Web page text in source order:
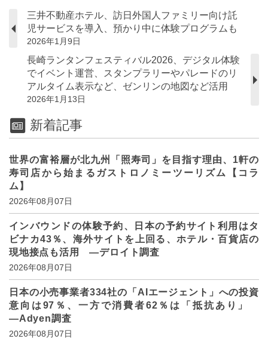
三井不動産ホテル、訪日外国人ファミリー向け託
児サービスを導入、預かり中に体験プログラムも
2026年1月9日
長崎ランタンフェスティバル2026、デジタル体験
でイベント運営、スタンプラリーやパレードのリ
アルタイム表示など、ゼンリンの地図など活用
2026年1月13日
新着記事
世界の富裕層が北九州「照寿司」を目指す理由、1軒の
寿司店から始まるガストロノミーツーリズム【コラ
ム】
2026年08月07日
インバウンドの体験予約、日本の予約サイト利用はタ
ビナカ43％、海外サイトを上回る、ホテル・百貨店の
現地接点も活用 ―デロイト調査
2026年08月07日
日本の小売事業者334社の「AIエージェント」への投資
意向は97％、一方で消費者62％は「抵抗あり」
―Adyen調査
2026年08月07日